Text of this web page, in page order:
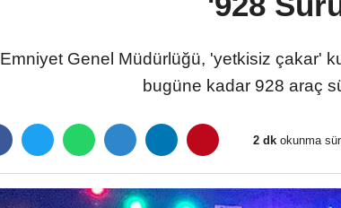
Emniyet Genel Müdürlüğü, 'yetkisiz çakar'
bugüne kadar 928 araç
2 dk okunma